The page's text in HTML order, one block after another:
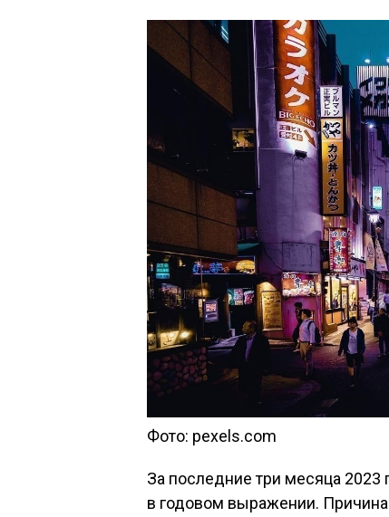
Фото: pexels.com
За последние три месяца 2023
в годовом выражении.